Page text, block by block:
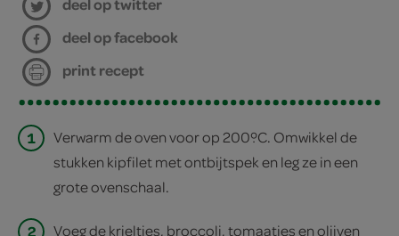
deel op facebook
print recept
1
Verwarm de oven voor op 200ºC. Omwikkel de
stukken kipfilet met ontbijtspek en leg ze in een
grote ovenschaal.
2 Voeg de krieltjes, broccoli, tomaatjes en olijven